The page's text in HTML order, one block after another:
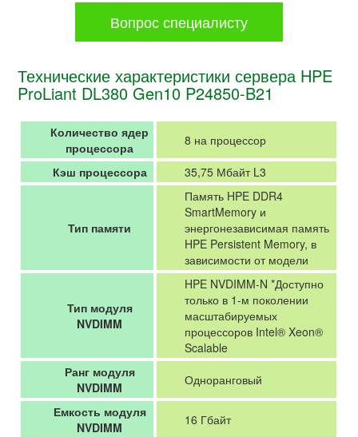
Вопрос специалисту
Технические характеристики сервера HPE
ProLiant DL380 Gen10 P24850-B21
Количество ядер
процессора
8 на процессор
Кэш процессора
35,75 Мбайт L3
Тип памяти
Память HPE DDR4
SmartMemory и
энергонезависимая память
HPE Persistent Memory, в
зависимости от модели
Тип модуля
NVDIMM
HPE NVDIMM-N *Доступно
только в 1-м поколении
масштабируемых
процессоров Intel® Xeon®
Scalable
Ранг модуля
NVDIMM
Одноранговый
Емкость модуля
NVDIMM
16 Гбайт